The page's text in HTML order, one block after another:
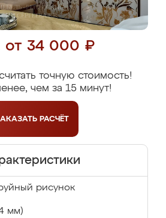
от 34 000 ₽
точную стоимость!
чем за 15 минут!
РАСЧЁТ
рисунок
мм)